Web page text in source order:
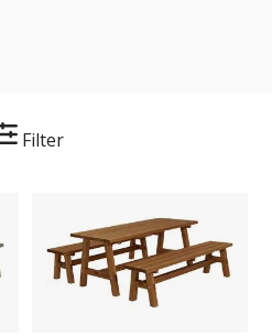
Filter
bord,